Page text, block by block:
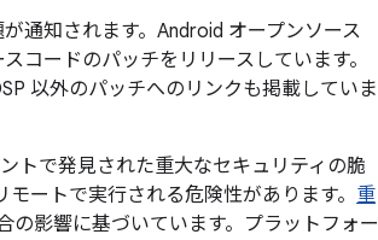
通知されます。Android オープンソース
コードのパッチをリリースしています。
以外のパッチへのリンクも掲載していま
トで発見された重大なセキュリティの脆
ートで実行される危険性があります。 重
影響に基づいています。プラットフォー